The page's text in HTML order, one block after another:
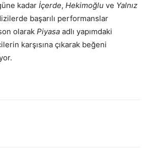
kadar İçerde, Hekimoğlu ve Yalnız
başarılı performanslar
olarak Piyasa adlı yapımdaki
karşısına çıkarak beğeni